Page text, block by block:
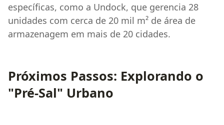
específicas, como a Undock, que gerencia 28
unidades com cerca de 20 mil m² de área de
armazenagem em mais de 20 cidades.
Próximos Passos: Explorando o
"Pré-Sal" Urbano